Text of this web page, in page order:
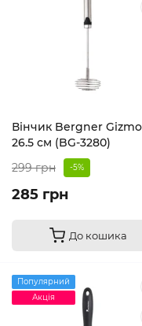
Вінчик Bergner
26.5 см (BG-3280)
299 грн
-5%
285 грн
До кошика
Популярний
Акція